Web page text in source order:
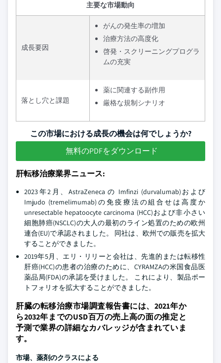
主要な市場動向
成長要因
がんの発生率の増加
治療方法の高度化
啓発・スクリーニングプログラ
ムの充実
落とし穴と課題
薬に関連する副作用
厳格な規制シナリオ
この市場における成長の機会は何でしょうか?
無料のPDFをダウンロード
肝転移治療業界ニュース:
2023年2月、AstraZeneca の Imfinzi (durvalumab)および
Imjudo (tremelimumab)の免疫療法の組合せは高度か
unresectable hepatoocyte carcinoma (HCC)および非小さい
細胞肺癌(NSCLC)の大人の最初のライン処置のための欧州
連合(EU)で承認されました。 同社は、欧州での販売を拡大
することができました。
2019年5月、エリ・リリーと会社は、先進的または転移性
肝癌(HCC)の患者の治療のために、CYRAMZAの米国食品医
薬品局(FDA)の承認を受けました。 これにより、製品ポー
トフォリオを拡大することができました。
肝臓の転移治療市場調査報告書には、2021年か
ら2032年までのUSD百万の売上高の面の推定と
予測で業界の詳細なカバレッジが含まれていま
す。
市場、薬剤のクラスによる